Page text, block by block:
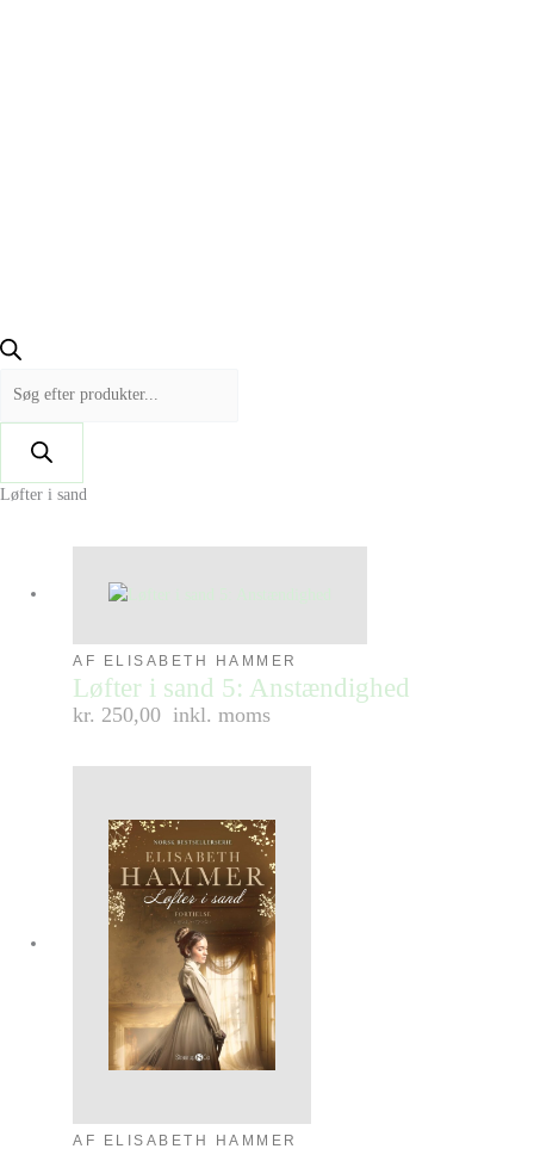
Løfter i sand
AF ELISABETH HAMMER
Løfter i sand 5: Anstændighed
kr. 250,00 inkl. moms
AF ELISABETH HAMMER